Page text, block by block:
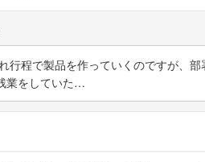
行程で製品を作っていくのですが、
業をしていた…